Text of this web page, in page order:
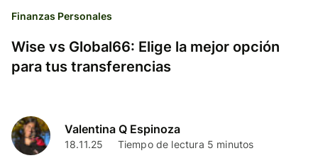
Finanzas Personales
Wise vs Global66: Elige la mejor opción
para tus transferencias
Valentina Q Espinoza
18.11.25 Tiempo de lectura 5 minutos